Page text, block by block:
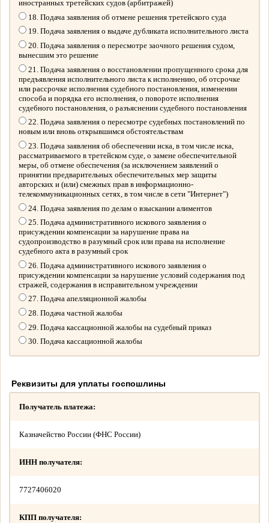
иностранных третейских судов (арбитражей)
18. Подача заявления об отмене решения третейского суда
19. Подача заявления о выдаче дубликата исполнительного листа
20. Подача заявления о пересмотре заочного решения судом,
вынесшим это решение
21. Подача заявления о восстановлении пропущенного срока для
предъявления исполнительного листа к исполнению, об отсрочке
или рассрочке исполнения судебного постановления, изменении
способа и порядка его исполнения, о повороте исполнения
судебного постановления, о разъяснении судебного постановления
22. Подача заявления о пересмотре судебных постановлений по
новым или вновь открывшимся обстоятельствам
23. Подача заявления об обеспечении иска, в том числе иска,
рассматриваемого в третейском суде, о замене обеспечительной
меры, об отмене обеспечения (за исключением заявлений о
принятии предварительных обеспечительных мер защиты
авторских и (или) смежных прав в информационно-
телекоммуникационных сетях, в том числе в сети "Интернет")
24. Подача заявления по делам о взыскании алиментов
25. Подача административного искового заявления о
присуждении компенсации за нарушение права на
судопроизводство в разумный срок или права на исполнение
судебного акта в разумный срок
26. Подача административного искового заявления о
присуждении компенсации за нарушение условий содержания под
стражей, содержания в исправительном учреждении
27. Подача апелляционной жалобы
28. Подача частной жалобы
29. Подача кассационной жалобы на судебный приказ
30. Подача кассационной жалобы
Реквизиты для уплаты госпошлины
Получатель платежа:
Казначейство России (ФНС России)
ИНН получателя:
7727406020
КПП получателя: